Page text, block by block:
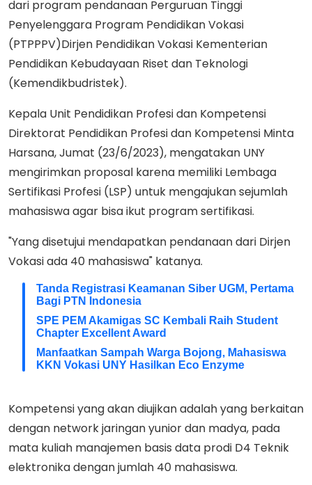
dari program pendanaan Perguruan Tinggi
Penyelenggara Program Pendidikan Vokasi
(PTPPPV)Dirjen Pendidikan Vokasi Kementerian
Pendidikan Kebudayaan Riset dan Teknologi
(Kemendikbudristek).
Kepala Unit Pendidikan Profesi dan Kompetensi
Direktorat Pendidikan Profesi dan Kompetensi Minta
Harsana, Jumat (23/6/2023), mengatakan UNY
mengirimkan proposal karena memiliki Lembaga
Sertifikasi Profesi (LSP) untuk mengajukan sejumlah
mahasiswa agar bisa ikut program sertifikasi.
"Yang disetujui mendapatkan pendanaan dari Dirjen
Vokasi ada 40 mahasiswa" katanya.
Tanda Registrasi Keamanan Siber UGM, Pertama
Bagi PTN Indonesia
SPE PEM Akamigas SC Kembali Raih Student
Chapter Excellent Award
Manfaatkan Sampah Warga Bojong, Mahasiswa
KKN Vokasi UNY Hasilkan Eco Enzyme
Kompetensi yang akan diujikan adalah yang berkaitan
dengan network jaringan yunior dan madya, pada
mata kuliah manajemen basis data prodi D4 Teknik
elektronika dengan jumlah 40 mahasiswa.